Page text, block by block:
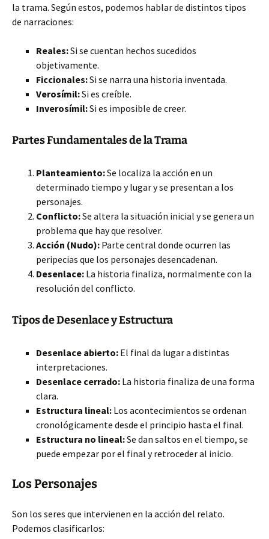
la trama. Según estos, podemos hablar de distintos tipos
de narraciones:
Reales:Si se cuentan hechos sucedidos
objetivamente.
Ficcionales:Si se narra una historia inventada.
Verosímil:Si es creíble.
Inverosímil:Si es imposible de creer.
Partes Fundamentales de la Trama
Planteamiento:Se localiza la acción en un
determinado tiempo y lugar y se presentan a los
personajes.
Conflicto:Se altera la situación inicial y se genera un
problema que hay que resolver.
Acción (Nudo): Parte central donde ocurren las
peripecias que los personajes desencadenan.
Desenlace: La historia finaliza, normalmente con la
resolución del conflicto.
Tipos de Desenlace y Estructura
Desenlace abierto: El final da lugar a distintas
interpretaciones.
Desenlace cerrado: La historia finaliza de una forma
clara.
Estructura lineal: Los acontecimientos se ordenan
cronológicamente desde el principio hasta el final.
Estructura no lineal:Se dan saltos en el tiempo, se
puede empezar por el final y retroceder al inicio.
Los Personajes
Son los seres que intervienen en la acción del relato.
Podemos clasificarlos: